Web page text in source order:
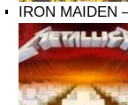
IRON MAIDEN